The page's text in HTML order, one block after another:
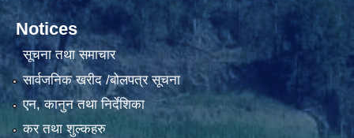
Notices
सूचना तथा समाचार
सार्वजनिक खरीद /बोलपत्र सूचना
एन, कानुन तथा निर्देशिका
कर तथा शुल्कहरु